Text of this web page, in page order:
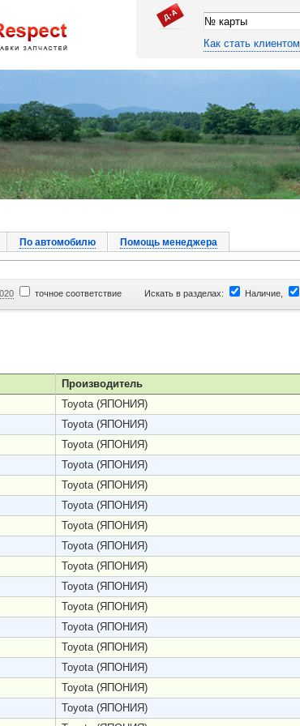
Как стать клиентом
По автомобилю Помощь менеджера
точное соответствие Искать в разделах: Наличие,
Производитель
Toyota (ЯПОНИЯ)
Toyota (ЯПОНИЯ)
Toyota (ЯПОНИЯ)
Toyota (ЯПОНИЯ)
Toyota (ЯПОНИЯ)
Toyota (ЯПОНИЯ)
Toyota (ЯПОНИЯ)
Toyota (ЯПОНИЯ)
Toyota (ЯПОНИЯ)
Toyota (ЯПОНИЯ)
Toyota (ЯПОНИЯ)
Toyota (ЯПОНИЯ)
Toyota (ЯПОНИЯ)
Toyota (ЯПОНИЯ)
Toyota (ЯПОНИЯ)
Toyota (ЯПОНИЯ)